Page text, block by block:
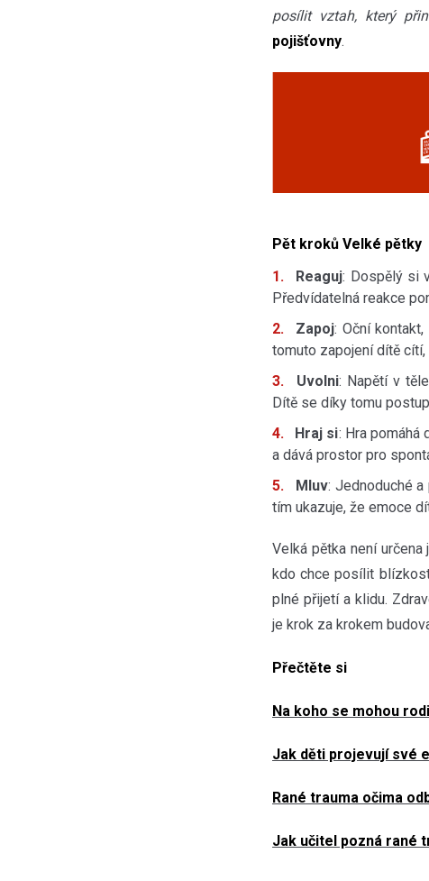
posílit vztah, který
pojišťovny.
Pět kroků Velké pětky
Reaguj: Dospělý si
Předvídatelná reakce
Zapoj: Oční
tomuto zapojení dítě
Uvolni: Napětí v
Dítě se díky tomu
Hraj si: Hra
a dává prostor pro
Mluv: Jednoduché
tím ukazuje, že emoce
Velká pětka není
kdo chce posílit
plné přijetí a klidu.
je krok za krokem
Přečtěte si
Na koho se mohou
Jak děti projevují své
Rané trauma očima
Jak učitel pozná rané